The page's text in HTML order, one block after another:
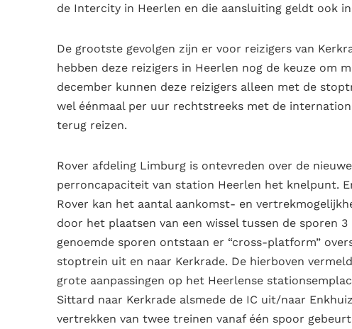
de Intercity in Heerlen en die aansluiting geldt ook
De grootste gevolgen zijn er voor reizigers van
hebben deze reizigers in Heerlen nog de keuze om
december kunnen deze reizigers alleen met de
wel éénmaal per uur rechtstreeks met de
terug reizen.
Rover afdeling Limburg is ontevreden over de
perroncapaciteit van station Heerlen het knelpunt.
Rover kan het aantal aankomst- en
door het plaatsen van een wissel tussen de sporen
genoemde sporen ontstaan er “cross-platform”
stoptrein uit en naar Kerkrade. De hierboven
grote aanpassingen op het Heerlense
Sittard naar Kerkrade alsmede de IC uit/naar
vertrekken van twee treinen vanaf één spoor